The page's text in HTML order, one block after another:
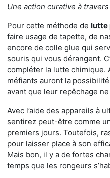
Une action curative à
Pour cette méthode de lutte
faire usage de tapette, de
encore de colle glue qui
souris qui vous dérangent.
compléter la lutte chimique.
méfiants auront la
avant que leur repêchage
Avec l’aide des appareils à
sentirez peut-être comme
premiers jours. Toutefois,
pour laisser place à son
Mais bon, il y a de fortes
temps que les rongeurs